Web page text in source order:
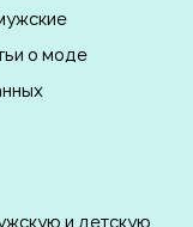
о моде
и детскую